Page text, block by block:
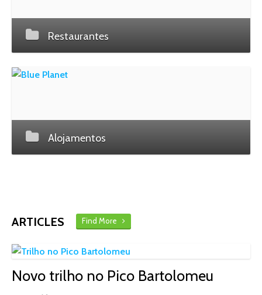
Restaurantes
Alojamentos
ARTICLES Find More
Novo trilho no Pico Bartolomeu